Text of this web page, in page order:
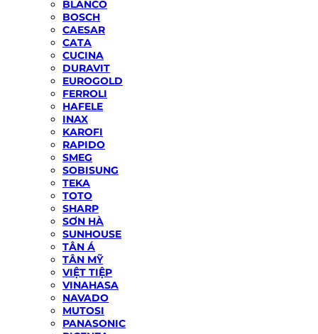
BLANCO
BOSCH
CAESAR
CATA
CUCINA
DURAVIT
EUROGOLD
FERROLI
HAFELE
INAX
KAROFI
RAPIDO
SMEG
SOBISUNG
TEKA
TOTO
SHARP
SƠN HÀ
SUNHOUSE
TÂN Á
TÂN MỸ
VIỆT TIỆP
VINAHASA
NAVADO
MUTOSI
PANASONIC